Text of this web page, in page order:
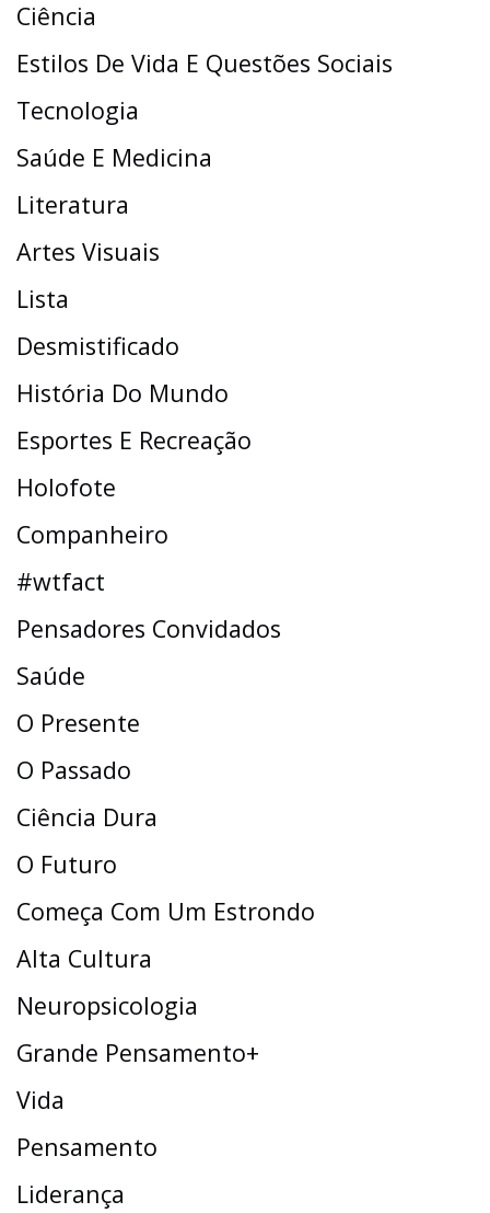
Ciência
Estilos De Vida E Questões Sociais
Tecnologia
Saúde E Medicina
Literatura
Artes Visuais
Lista
Desmistificado
História Do Mundo
Esportes E Recreação
Holofote
Companheiro
#wtfact
Pensadores Convidados
Saúde
O Presente
O Passado
Ciência Dura
O Futuro
Começa Com Um Estrondo
Alta Cultura
Neuropsicologia
Grande Pensamento+
Vida
Pensamento
Liderança